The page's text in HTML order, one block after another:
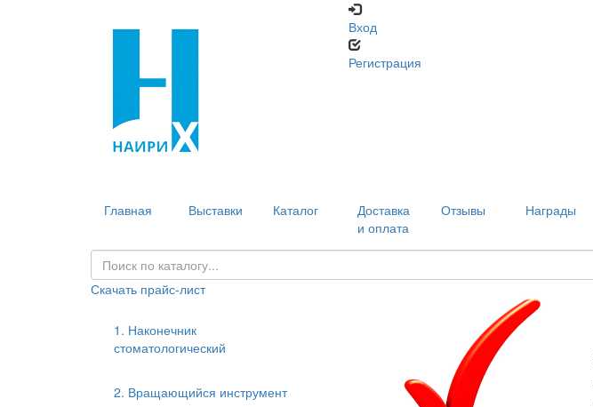
Вход
Регистрация
Главная Выставки Каталог
Доставка
и оплата
Отзывы Награды
Скачать прайс-лист
1. Наконечник
стоматологический
2. Вращающийся инструмент